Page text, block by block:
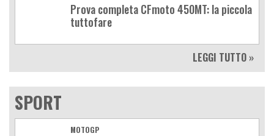
Prova completa CFmoto 450MT: la piccola
tuttofare
LEGGI TUTTO »
SPORT
MOTOGP